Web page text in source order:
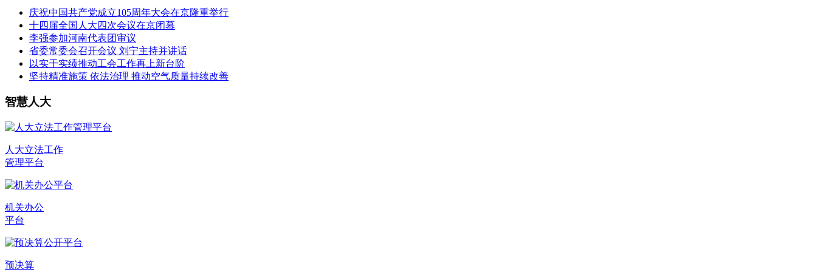
庆祝中国共产党成立105周年大会在京隆重举行
十四届全国人大四次会议在京闭幕
李强参加河南代表团审议
省委常委会召开会议 刘宁主持并讲话
以实干实绩推动工会工作再上新台阶
坚持精准施策 依法治理 推动空气质量持续改善
智慧人大
人大立法工作
管理平台
机关办公
平台
预决算